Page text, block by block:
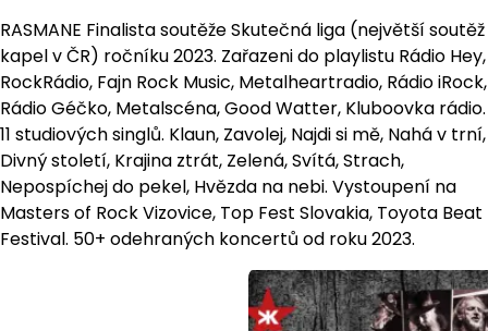
RASMANE Finalista soutěže Skutečná liga (největší soutěž
kapel v ČR) ročníku 2023. Zařazeni do playlistu Rádio Hey,
RockRádio, Fajn Rock Music, Metalheartradio, Rádio iRock,
Rádio Géčko, Metalscéna, Good Watter, Kluboovka rádio.
11 studiových singlů. Klaun, Zavolej, Najdi si mě, Nahá v trní,
Divný století, Krajina ztrát, Zelená, Svítá, Strach,
Nepospíchej do pekel, Hvězda na nebi. Vystoupení na
Masters of Rock Vizovice, Top Fest Slovakia, Toyota Beat
Festival. 50+ odehraných koncertů od roku 2023.